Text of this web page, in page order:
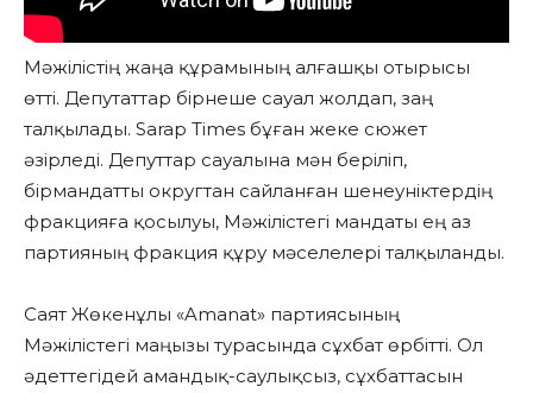
Мәжілістің жаңа құрамының алғашқы отырысы
өтті. Депутаттар бірнеше сауал жолдап, заң
талқылады. Sarap Тimes бұған жеке сюжет
әзірледі. Депуттар сауалына мән беріліп,
бірмандатты округтан сайланған шенеуніктердің
фракцияға қосылуы, Мәжілістегі мандаты ең аз
партияның фракция құру мәселелері талқыланды.
Саят Жөкенұлы «Amanat» партиясының
Мәжілістегі маңызы турасында сұхбат өрбітті. Ол
әдеттегідей амандық-саулықсыз, сұхбаттасын